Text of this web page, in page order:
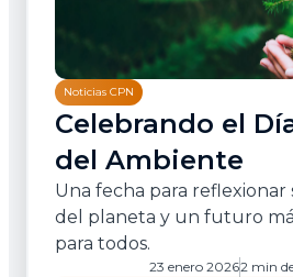
Noticias CPN
Celebrando el
del Ambiente
Una fecha para
del planeta y un futuro
para todos.
23 enero 20262 min